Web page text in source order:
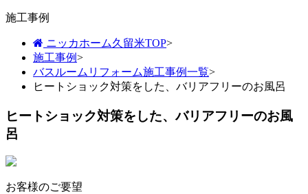
施工事例
ニッカホーム久留米TOP>
施工事例>
バスルームリフォーム施工事例一覧>
ヒートショック対策をした、バリアフリーのお風呂
ヒートショック対策をした、バリアフリーのお風
呂
お客様のご要望